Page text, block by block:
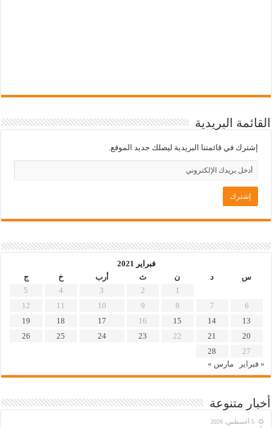
القائمة البريدية
إشترك في قائمتنا البريدية ليصلك جديد الموقع.
فبراير 2021
س
د ن ث أرب خ
ج
1
2
3
4
5
6
7
8
9
10
11
12
13
14
15
16
17
18
19
20
21
22
23
24
25
26
27
28
« فبراير
مارس »
أخبار متنوعة
5 أغسطس، 2026